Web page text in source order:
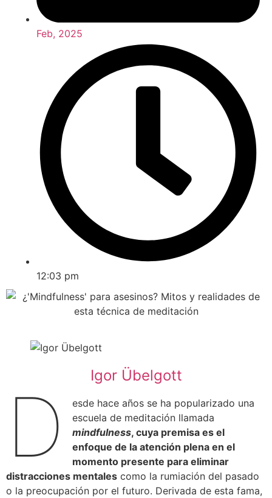
Feb, 2025
12:03 pm
Igor Übelgott
D
esde hace años se ha popularizado una
escuela de meditación llamada
mindfulness, cuya premisa es el
enfoque de la atención plena en el
momento presente para eliminar
distracciones mentales como la rumiación del pasado
o la preocupación por el futuro. Derivada de esta fama,